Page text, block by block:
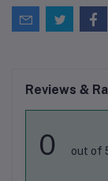
Reviews &
0 out of